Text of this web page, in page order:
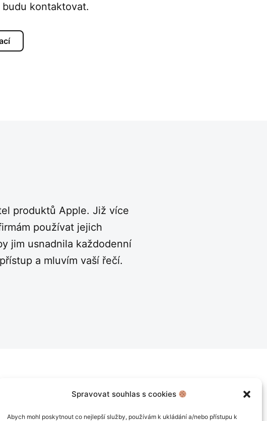
Spravovat souhlas s cookies
Abych mohl poskytnout co nejlepší služby, používám k ukládání a/nebo přístupu k
budu kontaktovat.
produktů Apple. Již více
používat jejich
jim usnadnila každodenní
a mluvím vaší řečí.